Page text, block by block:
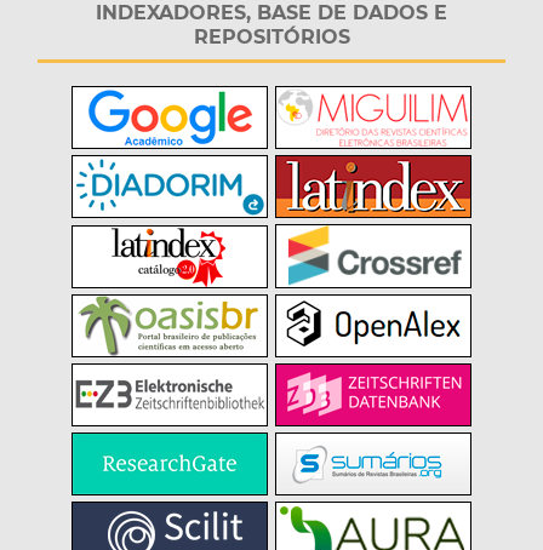
INDEXADORES, BASE DE DADOS E
REPOSITÓRIOS